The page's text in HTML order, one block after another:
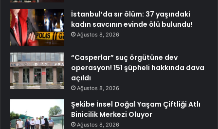
İstanbul’da sır ölüm: 37 yaşındaki
kadın savcının evinde ölü bulundu!
Ağustos 8, 2026
“Casperlar” suç örgütüne dev
operasyon! 151 şüpheli hakkında dava
açıldı
Ağustos 8, 2026
Şekibe İnsel Doğal Yaşam Çiftliği Atlı
Binicilik Merkezi Oluyor
Ağustos 8, 2026